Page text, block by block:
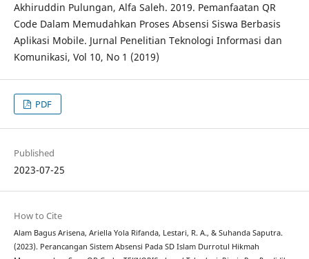
Akhiruddin Pulungan, Alfa Saleh. 2019. Pemanfaatan QR
Code Dalam Memudahkan Proses Absensi Siswa Berbasis
Aplikasi Mobile. Jurnal Penelitian Teknologi Informasi dan
Komunikasi, Vol 10, No 1 (2019)
PDF
Published
2023-07-25
How to Cite
Alam Bagus Arisena, Ariella Yola Rifanda, Lestari, R. A., & Suhanda Saputra.
(2023). Perancangan Sistem Absensi Pada SD Islam Durrotul Hikmah